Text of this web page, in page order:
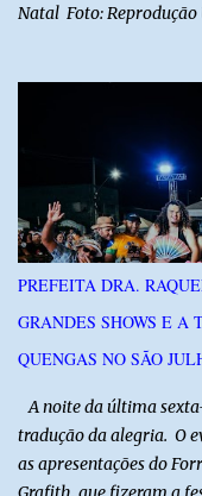
Natal Foto:
Um dos condutores
ao Hospital Regional
flagrante. O exame
organismo está em
funcionários da Caern
motorista e uma
estava no carro com o
entubada e foi
PREFEITA DRA.
GRANDES SHOWS E
QUENGAS NO SÃO
A noite da última
tradução da alegria. O
as apresentações do